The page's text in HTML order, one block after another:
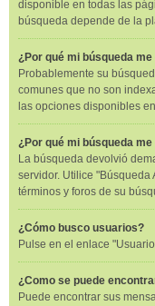
disponible en todas las
búsqueda depende de la
¿Por qué mi búsqueda
Probablemente su
comunes que no son
las opciones disponibles
¿Por qué mi búsqueda
La búsqueda devolvió
servidor. Utilice "Búsqueda
términos y foros de su
¿Cómo busco usuarios?
Pulse en el enlace
¿Como se puede
Puede encontrar sus